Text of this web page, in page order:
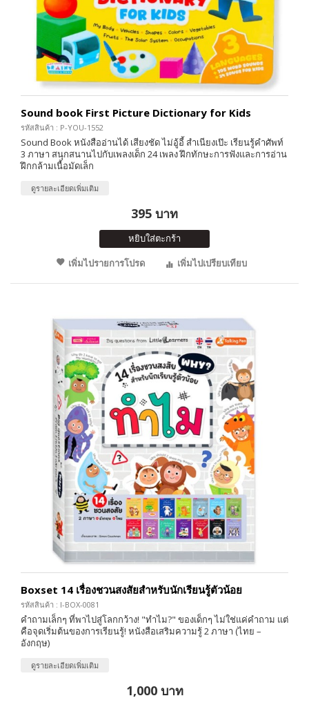
Sound book First Picture Dictionary for Kids
รหัสสินค้า : P-YOU-1552
Sound Book หนังสืออ่านได้ เสียงชัด ไม่อู้อี้ สำเนียงเป๊ะ เรียนรู้คำศัพท์
3 ภาษา สนุกสนานไปกับเพลงเด็ก 24 เพลง ฝึกทักษะการฟังและการอ่าน
ฝึกกล้ามเนื้อมัดเล็ก
ดูรายละเอียดเพิ่มเติม
395 บาท
หยิบใส่ตะกร้า
เพิ่มไปรายการโปรด
เพิ่มไปเปรียบเทียบ
Boxset 14 เรื่องชวนสงสัยสำหรับนักเรียนรู้ตัวน้อย
รหัสสินค้า : I-BOX-0081
คำถามเล็กๆ ที่พาไปสู่โลกกว้าง! "ทำไม?" ของเด็กๆ ไม่ใช่แค่คำถาม แต่
คือจุดเริ่มต้นของการเรียนรู้! หนังสือเสริมความรู้ 2 ภาษา (ไทย –
อังกฤษ)
ดูรายละเอียดเพิ่มเติม
1,000 บาท